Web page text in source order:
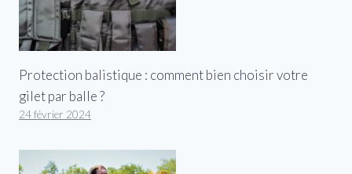
Protection balistique : comment bien choisir votre
gilet par balle ?
24 février 2024